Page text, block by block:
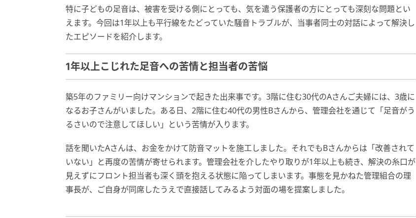
特に子どもの足音は、被害を受ける側にとっても、気を遣う保護者の方にとっても深刻な問題とい
えます。今回は1年以上も平行線をたどっていた騒音トラブルが、当事者同士の対話によって解決し
たエピソードを紹介します。
1年以上こじれた足音への苦情と担当者の苦悩
築5年のファミリー向けマンションで起きた出来事です。3階に住む30代のAさんご夫婦には、3歳に
なるお子さんがいました。ある日、2階に住む40代の男性Bさんから、管理会社を通じて「足音がう
るさいので注意してほしい」という苦情が入ります。
話を聞いたAさんは、お金をかけて防音マットを施工しました。それでもBさんからは「改善されて
いない」と再度の苦情が寄せられます。管理会社を介したやり取りが1年以上も続き、解決の糸口が
見えずにフロント担当者も深く頭を抱える状態に陥ってしまいます。事態を見かねた管理組合の理
事長が、ご自身が同席したうえで直接話してみるよう対面の場を提案しました。